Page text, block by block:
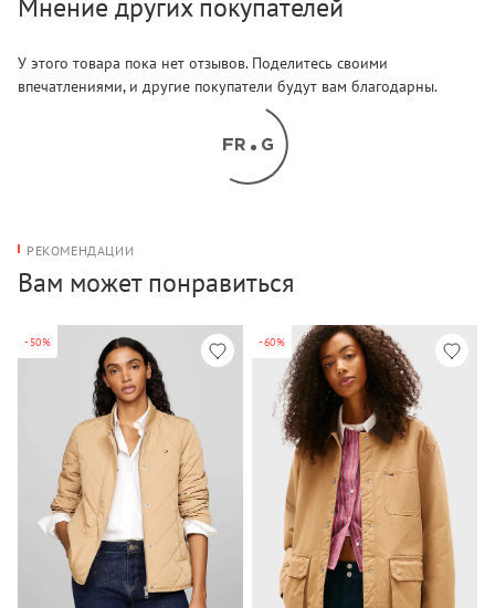
Мнение других покупателей
У этого товара пока нет отзывов. Поделитесь своими
впечатлениями, и другие покупатели будут вам благодарны.
РЕКОМЕНДАЦИИ
Вам может понравиться
-50% -60%